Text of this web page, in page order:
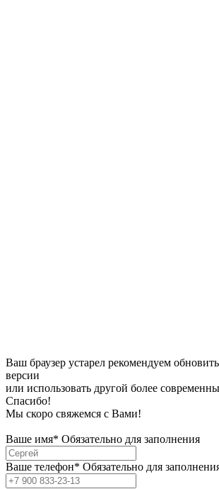
Ваш браузер устарел рекомендуем
версии
или использовать другой более
Спасибо!
Мы скоро свяжемся с Вами!
Ваше имя* Обязательно для заполнения
Ваше телефон* Обязательно для